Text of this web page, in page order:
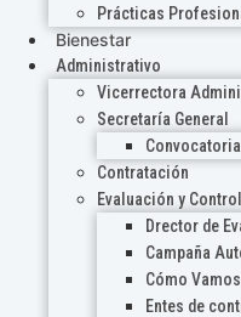
Prácticas
Bienestar
Administrativo
Vicerrectora
Secretaría General
Contratación
Evaluación y Control
Drector de
Campaña
Cómo Vamos
Entes de